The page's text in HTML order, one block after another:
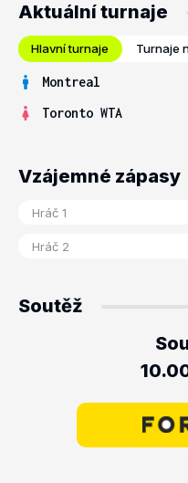
Aktuální turnaje
Hlavní turnaje Turnaje
Montreal
Toronto WTA
Vzájemné zápasy
Soutěž